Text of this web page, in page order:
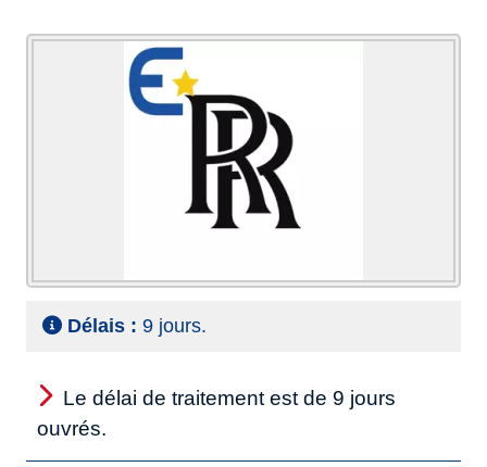
Délais : 9 jours.
Le délai de traitement est de 9 jours
ouvrés.